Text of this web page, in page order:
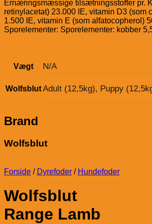
Ernæringsmæssige tilsætningsstoffer pr.
retinylacetat) 23.000 IE, vitamin D3 (som
1.500 IE, vitamin E (som alfatocopherol)
Sporelementer: Sporelementer: kobber
Vægt N/A
WolfsblutAdult (12,5kg), Puppy
Brand
Wolfsblut
Forside / Dyrefoder / Hundefoder
Wolfsblut
Range Lamb